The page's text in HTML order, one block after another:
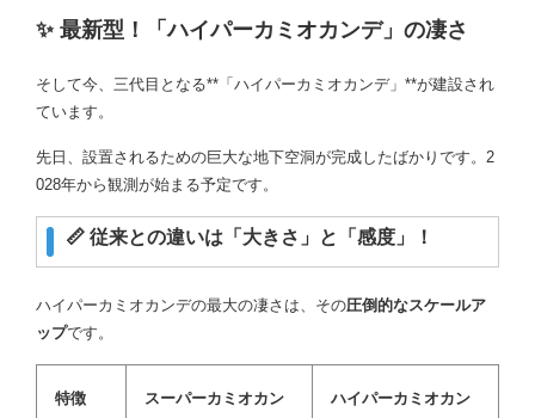
✨ 最新型！「ハイパーカミオカンデ」の凄さ
そして今、三代目となる**「ハイパーカミオカンデ」**が建設され
ています。
先日、設置されるための巨大な地下空洞が完成したばかりです。2
028年から観測が始まる予定です。
📏 従来との違いは「大きさ」と「感度」！
ハイパーカミオカンデの最大の凄さは、その圧倒的なスケールア
ップです。
特徴
スーパーカミオカン
ハイパーカミオカン